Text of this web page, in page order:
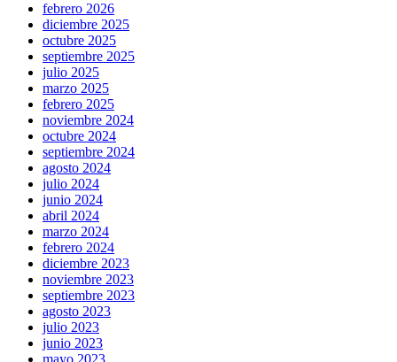
febrero 2026
diciembre 2025
octubre 2025
septiembre 2025
julio 2025
marzo 2025
febrero 2025
noviembre 2024
octubre 2024
septiembre 2024
agosto 2024
julio 2024
junio 2024
abril 2024
marzo 2024
febrero 2024
diciembre 2023
noviembre 2023
septiembre 2023
agosto 2023
julio 2023
junio 2023
mayo 2023